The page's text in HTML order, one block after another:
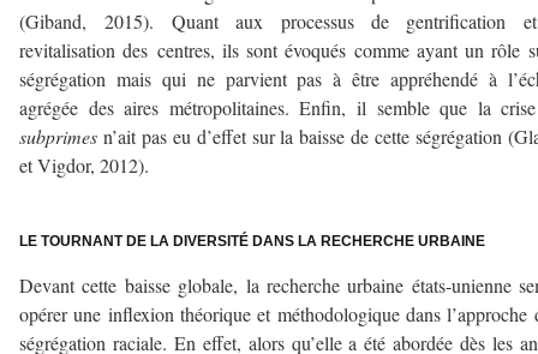
(Giband, 2015). Quant aux processus de gentrification
revitalisation des centres, ils sont évoqués comme ayant un rôle
ségrégation mais qui ne parvient pas à être appréhendé à
agrégée des aires métropolitaines. Enfin, il semble que la
subprimes n’ait pas eu d’effet sur la baisse de cette ségrégation
et Vigdor, 2012).
LE TOURNANT DE LA DIVERSITÉ DANS LA RECHERCHE URBAINE
Devant cette baisse globale, la recherche urbaine états-unienne
opérer une inflexion théorique et méthodologique dans l’approche
ségrégation raciale. En effet, alors qu’elle a été abordée dès les